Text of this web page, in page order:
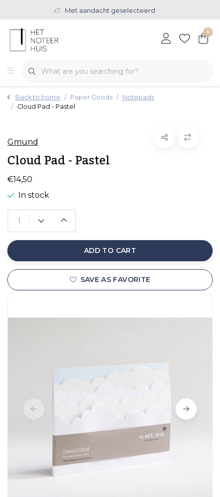
Met aandacht geselecteerd
0
Back to home Paper Goods
Notepads
Cloud Pad - Pastel
Gmund
Cloud Pad - Pastel
€14,50
In stock
ADD TO CART
SAVE AS FAVORITE